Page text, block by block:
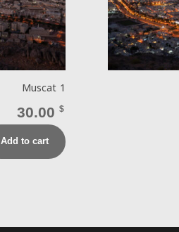
Muscat 1
30.00$
Add to cart